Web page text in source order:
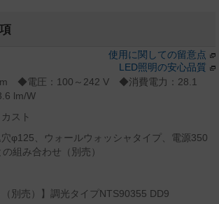
使用に関しての留意点
LED照明の安心品質
◆電圧：100～242 V ◆消費電力：28.1
lm/W
スト
φ125、ウォールウォッシャタイプ、電源350
組み合わせ（別売）
（別売）】調光タイプNTS90355 DD9